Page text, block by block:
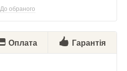
До обраного
Оплата Гарантія